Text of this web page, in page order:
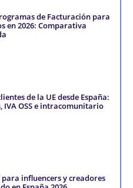
g
r
a
o
o de Facturación para
en 2026: Comparativa
de la UE desde España:
IVA OSS e intracomunitario
influencers y creadores